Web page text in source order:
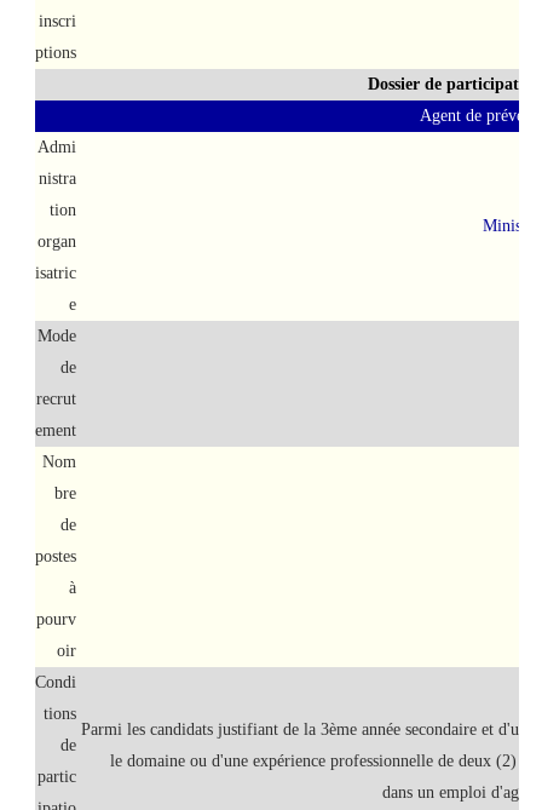
inscri
ptions
Dossier de
Agent de
Admi
nistra
tion
organ
isatric
e
Mode
de
recrut
ement
Nom
bre
de
postes
à
pourv
oir
Condi
tions
de
partic
Parmi les candidats justifiant de la 3ème année secondaire et
le domaine ou d'une expérience professionnelle de deux (2)
dans un emploi